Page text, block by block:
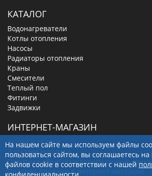
КАТАЛОГ
Водонагреватели
Котлы отопления
Насосы
Радиаторы отопления
Краны
Смесители
Теплый пол
Фитинги
Задвижки
ИНТЕРНЕТ-МАГАЗИН
Акции и скидки
Доставка и оплата
Политика обработки персональных
Правила продажи в интернет-магазине
На нашем сайте мы используем файлы
пользоваться сайтом, вы соглашаетесь
файлов cookie в соответствии с нашей